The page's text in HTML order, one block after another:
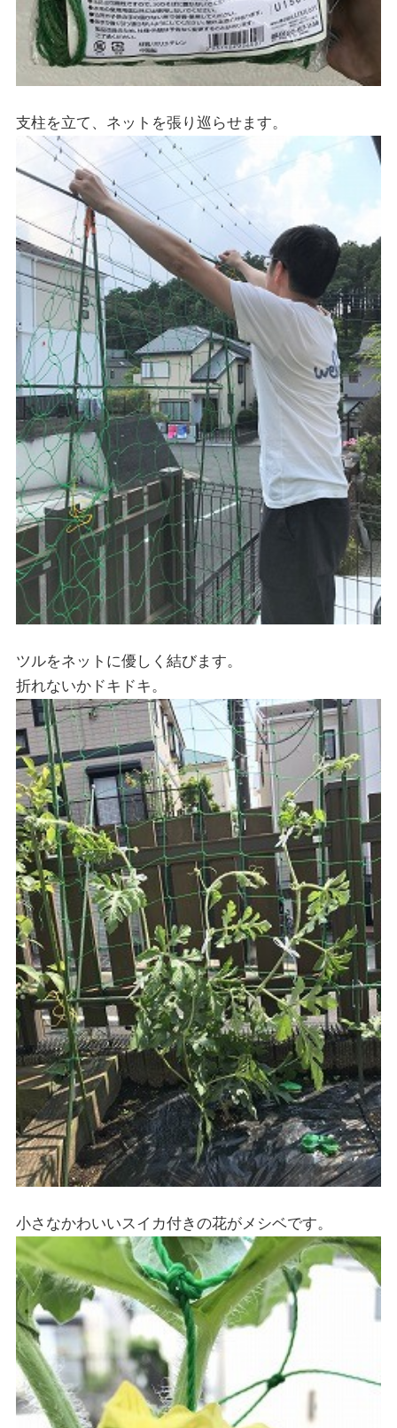
支柱を立て、ネットを張り巡らせます。
ツルをネットに優しく結びます。
折れないかドキドキ。
小さなかわいいスイカ付きの花がメシベです。